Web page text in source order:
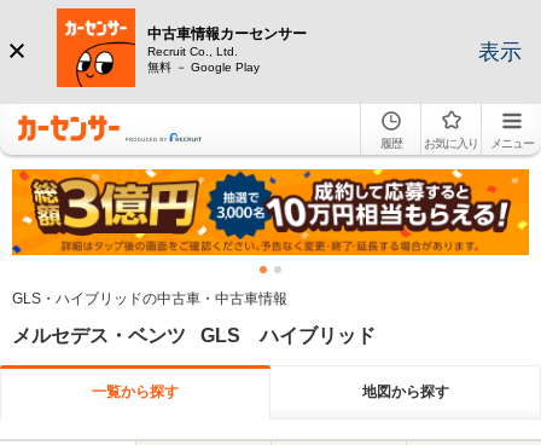
中古車情報カーセンサー
Recruit Co., Ltd.
無料 － Google Play
表示
履歴 お気に入り メニュー
GLS・ハイブリッドの中古車・中古車情報
メルセデス・ベンツ GLS ハイブリッド
一覧から探す 地図から探す